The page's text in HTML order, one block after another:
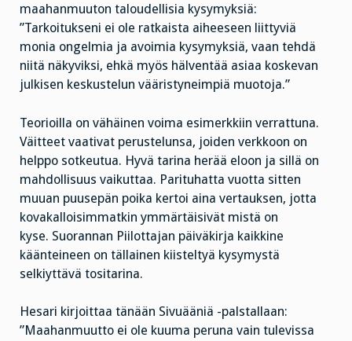
maahanmuuton taloudellisia kysymyksiä:
”Tarkoitukseni ei ole ratkaista aiheeseen liittyviä
monia ongelmia ja avoimia kysymyksiä, vaan tehdä
niitä näkyviksi, ehkä myös hälventää asiaa koskevan
julkisen keskustelun vääristyneimpiä muotoja.”
Teorioilla on vähäinen voima esimerkkiin verrattuna.
Väitteet vaativat perustelunsa, joiden verkkoon on
helppo sotkeutua. Hyvä tarina herää eloon ja sillä on
mahdollisuus vaikuttaa. Parituhatta vuotta sitten
muuan puusepän poika kertoi aina vertauksen, jotta
kovakalloisimmatkin ymmärtäisivät mistä on
kyse. Suorannan Piilottajan päiväkirja kaikkine
käänteineen on tällainen kiisteltyä kysymystä
selkiyttävä tositarina.
Hesari kirjoittaa tänään Sivuääniä -palstallaan:
”Maahanmuutto ei ole kuuma peruna vain tulevissa